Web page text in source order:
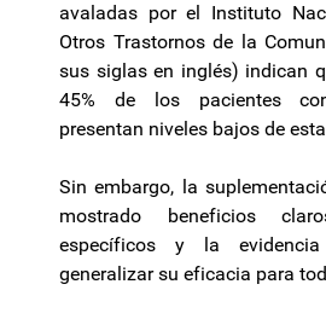
avaladas por el Instituto
Otros Trastornos de la
sus siglas en inglés) indican
45% de los pacientes
presentan niveles bajos de
Sin embargo, la
mostrado beneficios
específicos y la
generalizar su eficacia para